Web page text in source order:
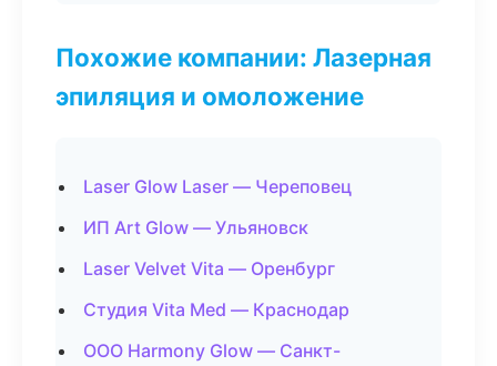
Похожие компании: Лазерная
эпиляция и омоложение
Laser Glow Laser — Череповец
ИП Art Glow — Ульяновск
Laser Velvet Vita — Оренбург
Студия Vita Med — Краснодар
ООО Harmony Glow — Санкт-